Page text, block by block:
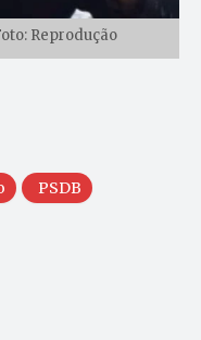
Reprodução
PSDB